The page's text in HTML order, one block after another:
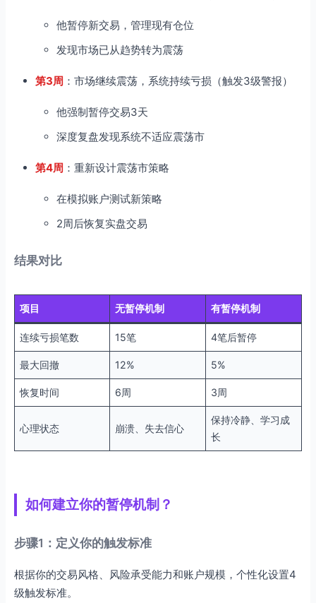
他暂停新交易，管理现有仓位
发现市场已从趋势转为震荡
第3周 ：市场继续震荡，系统持续亏损（触发3级警报）
他强制暂停交易3天
深度复盘发现系统不适应震荡市
第4周 ：重新设计震荡市策略
在模拟账户测试新策略
2周后恢复实盘交易
结果对比
项目 无暂停机制 有暂停机制
连续亏损笔数 15笔 4笔后暂停
最大回撤 12% 5%
恢复时间 6周 3周
心理状态 崩溃、失去信心
保持冷静、学习成
长
如何建立你的暂停机制？
步骤1：定义你的触发标准
根据你的交易风格、风险承受能力和账户规模，个性化设置4
级触发标准。